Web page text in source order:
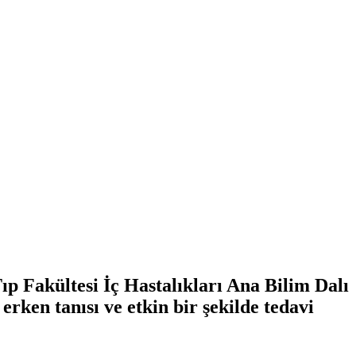
Fakültesi İç Hastalıkları Ana Bilim Dalı
tanısı ve etkin bir şekilde tedavi